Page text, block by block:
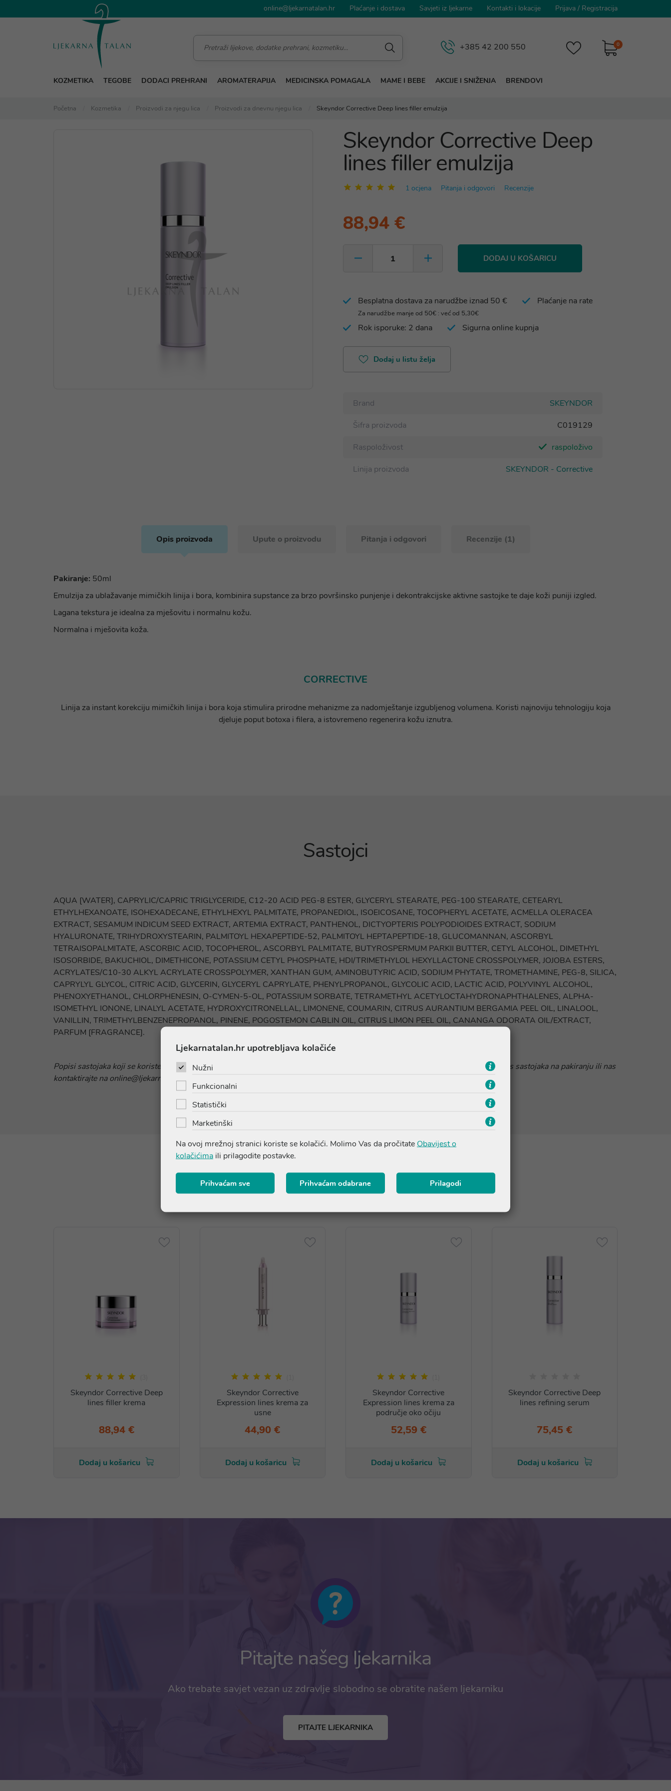
online@ljekarnatalan.hr Plaćanje i dostava Savjeti iz ljekarne Kontakti i lokacije Prijava / Registracija
0
+385 42 200 550
KOZMETIKA TEGOBE DODACI PREHRANI AROMATERAPIJA MEDICINSKA POMAGALA MAME I BEBE AKCIJE I SNIŽENJA BRENDOVI
Početna Kozmetika Proizvodi za njegu lica Proizvodi za dnevnu njegu lica Skeyndor Corrective Deep lines filler emulzija
Skeyndor Corrective Deep
lines filler emulzija
1 ocjena Pitanja i odgovori Recenzije
88,94 €
DODAJ U KOŠARICU
Besplatna dostava za narudžbe iznad 50 €
Za narudžbe manje od 50€ : već od 5,30€
Plaćanje na rate
Rok isporuke: 2 dana Sigurna online kupnja
Dodaj u listu želja
Brand
SKEYNDOR
Šifra proizvoda
C019129
Raspoloživost
raspoloživo
Linija proizvoda
SKEYNDOR - Corrective
Opis proizvoda Upute o proizvodu Pitanja i odgovori Recenzije (1)
Pakiranje: 50ml
Emulzija za ublažavanje mimičkih linija i bora, kombinira supstance za brzo površinsko punjenje i dekontrakcijske aktivne sastojke te daje koži puniji izgled.
Lagana tekstura je idealna za mješovitu i normalnu kožu.
Normalna i mješovita koža.
CORRECTIVE
Linija za instant korekciju mimičkih linija i bora koja stimulira prirodne mehanizme za nadomještanje izgubljenog volumena. Koristi najnoviju tehnologiju koja
djeluje poput botoxa i filera, a istovremeno regenerira kožu iznutra.
Sastojci
AQUA [WATER], CAPRYLIC/CAPRIC TRIGLYCERIDE, C12-20 ACID PEG-8 ESTER, GLYCERYL STEARATE, PEG-100 STEARATE, CETEARYL
ETHYLHEXANOATE, ISOHEXADECANE, ETHYLHEXYL PALMITATE, PROPANEDIOL, ISOEICOSANE, TOCOPHERYL ACETATE, ACMELLA OLERACEA
EXTRACT, SESAMUM INDICUM SEED EXTRACT, ARTEMIA EXTRACT, PANTHENOL, DICTYOPTERIS POLYPODIOIDES EXTRACT, SODIUM
HYALURONATE, TRIHYDROXYSTEARIN, PALMITOYL HEXAPEPTIDE-52, PALMITOYL HEPTAPEPTIDE-18, GLUCOMANNAN, ASCORBYL
TETRAISOPALMITATE, ASCORBIC ACID, TOCOPHEROL, ASCORBYL PALMITATE, BUTYROSPERMUM PARKII BUTTER, CETYL ALCOHOL, DIMETHYL
ISOSORBIDE, BAKUCHIOL, DIMETHICONE, POTASSIUM CETYL PHOSPHATE, HDI/TRIMETHYLOL HEXYLLACTONE CROSSPOLYMER, JOJOBA ESTERS,
ACRYLATES/C10-30 ALKYL ACRYLATE CROSSPOLYMER, XANTHAN GUM, AMINOBUTYRIC ACID, SODIUM PHYTATE, TROMETHAMINE, PEG-8, SILICA,
CAPRYLYL GLYCOL, CITRIC ACID, GLYCERIN, GLYCERYL CAPRYLATE, PHENYLPROPANOL, GLYCOLIC ACID, LACTIC ACID, POLYVINYL ALCOHOL,
PHENOXYETHANOL, CHLORPHENESIN, O-CYMEN-5-OL, POTASSIUM SORBATE, TETRAMETHYL ACETYLOCTAHYDRONAPHTHALENES, ALPHA-
ISOMETHYL IONONE, LINALYL ACETATE, HYDROXYCITRONELLAL, LIMONENE, COUMARIN, CITRUS AURANTIUM BERGAMIA PEEL OIL, LINALOOL,
VANILLIN, TRIMETHYLBENZENEPROPANOL, PINENE, POGOSTEMON CABLIN OIL, CITRUS LIMON PEEL OIL, CANANGA ODORATA OIL/EXTRACT,
PARFUM [FRAGRANCE].
Popisi sastojaka koji se koriste u sastavu proizvoda redovito se ažuriraju. Prije upotrebe proizvoda, potičemo vas da pročitate popis sastojaka na pakiranju ili nas
kontaktirajte na online@ljekarnatalan.hr kako biste bili sigurni da su sastojci prikladni za vašu osobnu upotrebu.
Proizvodi iz iste linije
Skeyndor Corrective Deep
lines filler krema
88,94 €
Dodaj u košaricu
Skeyndor Corrective
Expression lines krema za
usne
44,90 €
Dodaj u košaricu
Skeyndor Corrective
Expression lines krema za
područje oko očiju
52,59 €
Dodaj u košaricu
Skeyndor Corrective Deep
lines refining serum
75,45 €
Dodaj u košaricu
Pitajte našeg ljekarnika
Ako trebate savjet vezan uz zdravlje slobodno se obratite našem ljekarniku
PITAJTE LJEKARNIKA
Ljekarnatalan.hr upotrebljava kolačiće
Nužni
Funkcionalni
Statistički
Marketinški
Na ovoj mrežnoj stranici koriste se kolačići. Molimo Vas da pročitateObavijest o
kolačićima ili prilagodite postavke.
Prihvaćam sve Prihvaćam odabrane Prilagodi